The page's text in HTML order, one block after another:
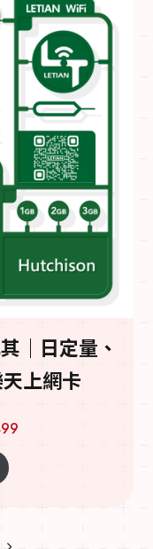
｜日定量、
上網卡